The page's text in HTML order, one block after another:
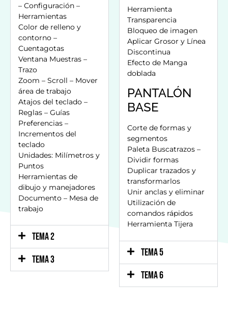
– Configuración –
Herramientas
Color de relleno y
contorno –
Cuentagotas
Ventana Muestras –
Trazo
Zoom – Scroll – Mover
área de trabajo
Atajos del teclado –
Reglas – Guías
Preferencias –
Incrementos del
teclado
Unidades: Milímetros y
Puntos
Herramientas de
dibujo y manejadores
Documento – Mesa de
trabajo
TEMA 2
TEMA 3
Herramienta
Transparencia
Bloqueo de imagen
Aplicar Grosor y Línea
Discontinua
Efecto de Manga
doblada
PANTALÓN
BASE
Corte de formas y
segmentos
Paleta Buscatrazos –
Dividir formas
Duplicar trazados y
transformarlos
Unir anclas y eliminar
Utilización de
comandos rápidos
Herramienta Tijera
TEMA 5
TEMA 6